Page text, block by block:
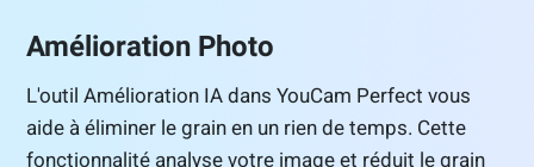
Amélioration Photo
L'outil Amélioration IA dans YouCam Perfect vous
aide à éliminer le grain en un rien de temps. Cette
fonctionnalité analyse votre image et réduit le grain